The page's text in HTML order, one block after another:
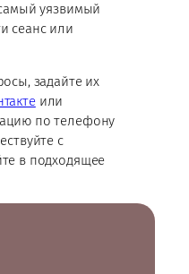
уязвимый
сеанс или
задайте их
или
по телефону
с
в подходящее